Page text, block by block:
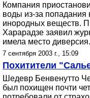
Компания
воды из-за попадания
инородных веществ.
Харарадзе заявил
имела место диверсия.
7 сентября 2003 г., 15:09
Похитители
Шедевр Бенвенутто
был похищен почти